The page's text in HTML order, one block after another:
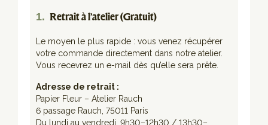
1. Retrait à l’atelier (Gratuit)
Le moyen le plus rapide : vous venez récupérer
votre commande directement dans notre atelier.
Vous recevrez un e-mail dès qu’elle sera prête.
Adresse de retrait :
Papier Fleur – Atelier Rauch
6 passage Rauch, 75011 Paris
Du lundi au vendredi, 9h30–12h30 / 13h30–